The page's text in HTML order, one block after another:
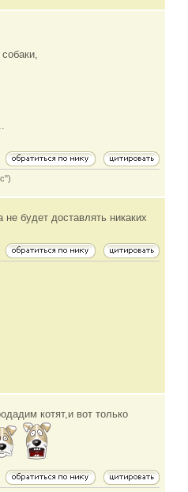
будет доставлять никаких
котят,и вот только